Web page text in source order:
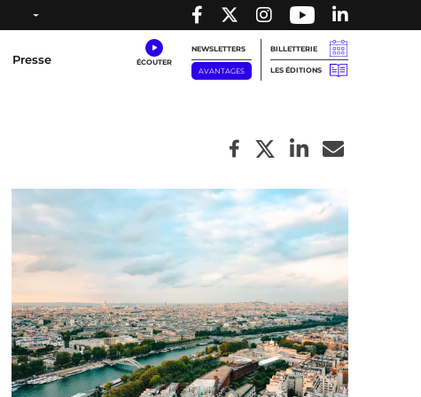
Presse
NEWSLETTERS
AVANTAGES
BILLETTERIE
LES ÉDITIONS